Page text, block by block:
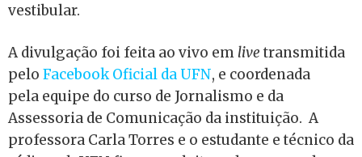
vestibular.
A divulgação foi feita ao vivo emlivetransmitida
pelo Facebook Oficial da UFN, e coordenada
pela equipe do curso de Jornalismo e da
Assessoria de Comunicação da instituição. A
professora Carla Torres e o estudante e técnico da